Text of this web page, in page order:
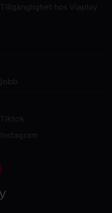
Tillgänglighet hos Viaplay
Jobb
Tiktok
Instagram